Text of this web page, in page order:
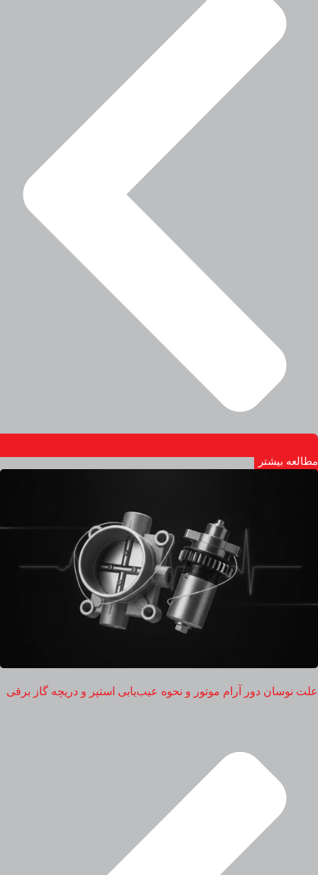
مطالعه بیشتر
علت نوسان دور آرام موتور و نحوه عیب‌یابی استپر و دریچه گاز برقی